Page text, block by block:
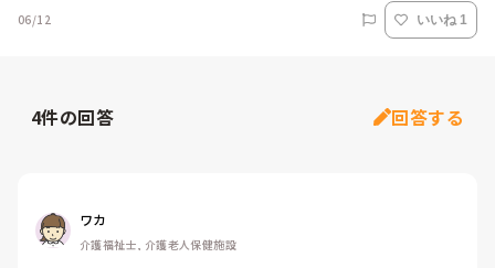
06/12 いいね 1
4件の回答 回答する
ワカ
介護福祉士, 介護老人保健施設